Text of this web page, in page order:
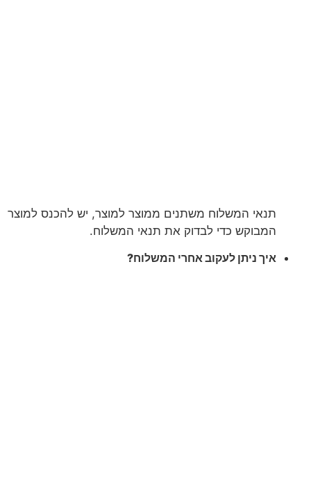
תנאי המשלוח משתנים ממוצר למוצר, יש להכנס למוצר
המבוקש כדי לבדוק את תנאי המשלוח.
איך ניתן לעקוב אחרי המשלוח?